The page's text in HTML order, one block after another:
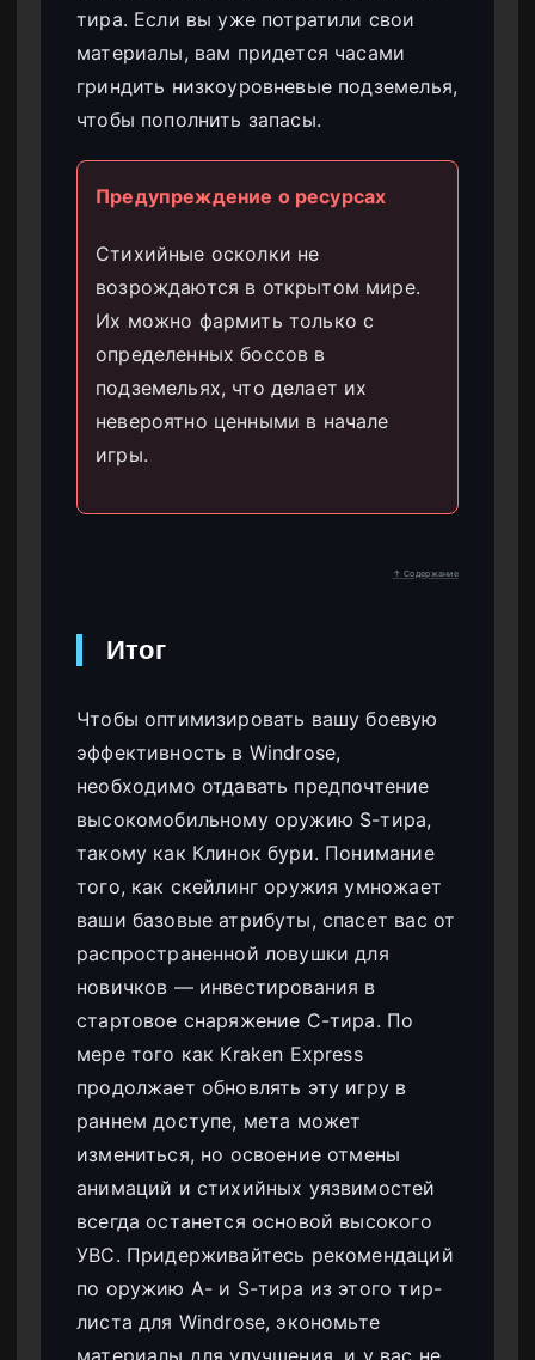
тира. Если вы уже потратили свои
материалы, вам придется часами
гриндить низкоуровневые подземелья,
чтобы пополнить запасы.
Предупреждение о ресурсах
Стихийные осколки не
возрождаются в открытом мире.
Их можно фармить только с
определенных боссов в
подземельях, что делает их
невероятно ценными в начале
игры.
↑ Содержание
Итог
Чтобы оптимизировать вашу боевую
эффективность в Windrose,
необходимо отдавать предпочтение
высокомобильному оружию S-тира,
такому как Клинок бури. Понимание
того, как скейлинг оружия умножает
ваши базовые атрибуты, спасет вас от
распространенной ловушки для
новичков — инвестирования в
стартовое снаряжение C-тира. По
мере того как Kraken Express
продолжает обновлять эту игру в
раннем доступе, мета может
измениться, но освоение отмены
анимаций и стихийных уязвимостей
всегда останется основой высокого
УВС. Придерживайтесь рекомендаций
по оружию A- и S-тира из этого тир-
листа для Windrose, экономьте
материалы для улучшения, и у вас не